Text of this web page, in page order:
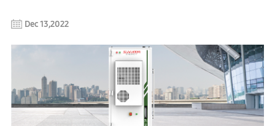
Dec 13,2022